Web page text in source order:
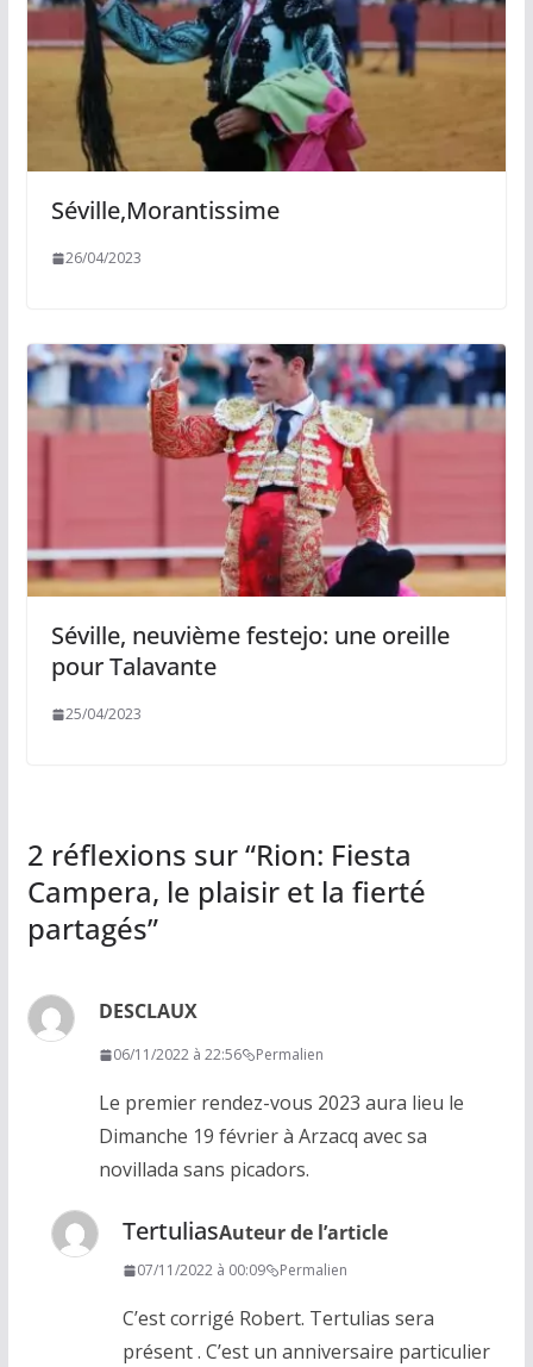
Séville,Morantissime
26/04/2023
Séville, neuvième festejo: une oreille
pour Talavante
25/04/2023
2 réflexions sur “Rion: Fiesta
Campera, le plaisir et la fierté
partagés”
DESCLAUX
06/11/2022 à 22:56 Permalien
Le premier rendez-vous 2023 aura lieu le
Dimanche 19 février à Arzacq avec sa
novillada sans picadors.
TertuliasAuteur de l’article
07/11/2022 à 00:09 Permalien
C’est corrigé Robert. Tertulias sera
présent . C’est un anniversaire particulier